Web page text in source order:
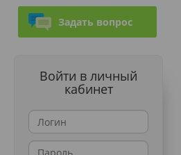
Задать вопрос
Войти в личный
кабинет